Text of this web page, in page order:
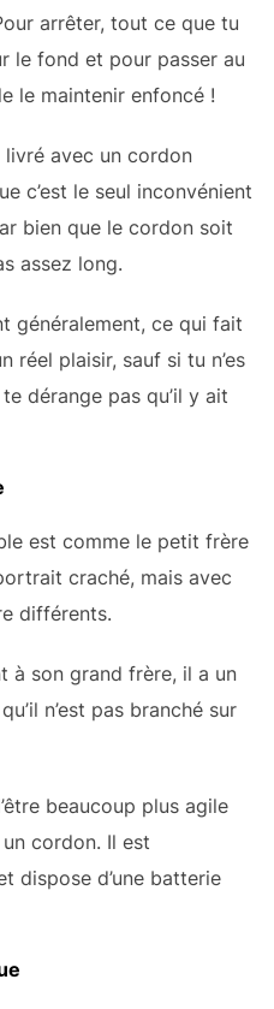
arrêter, tout ce que tu
le fond et pour passer au
le maintenir enfoncé !
livré avec un cordon
c’est le seul inconvénient
bien que le cordon soit
assez long.
généralement, ce qui fait
réel plaisir, sauf si tu n’es
dérange pas qu’il y ait
est comme le petit frère
craché, mais avec
différents.
à son grand frère, il a un
n’est pas branché sur
beaucoup plus agile
un cordon. Il est
dispose d’une batterie